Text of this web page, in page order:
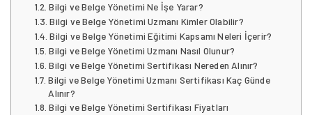
Bilgi ve Belge Yönetimi Ne İşe Yarar?
Bilgi ve Belge Yönetimi Uzmanı Kimler Olabilir?
Bilgi ve Belge Yönetimi Eğitimi Kapsamı Neleri İçerir?
Bilgi ve Belge Yönetimi Uzmanı Nasıl Olunur?
Bilgi ve Belge Yönetimi Sertifikası Nereden Alınır?
Bilgi ve Belge Yönetimi Uzmanı Sertifikası Kaç Günde
Alınır?
Bilgi ve Belge Yönetimi Sertifikası Fiyatları